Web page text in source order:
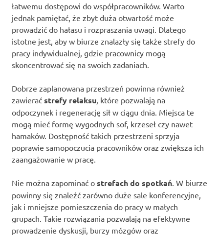
łatwemu dostępowi do współpracowników. Warto
jednak pamiętać, że zbyt duża otwartość może
prowadzić do hałasu i rozpraszania uwagi. Dlatego
istotne jest, aby w biurze znalazły się także strefy do
pracy indywidualnej, gdzie pracownicy mogą
skoncentrować się na swoich zadaniach.
Dobrze zaplanowana przestrzeń powinna również
zawierać strefy relaksu , które pozwalają na
odpoczynek i regenerację sił w ciągu dnia. Miejsca te
mogą mieć formę wygodnych sof, krzeseł czy nawet
hamaków. Dostępność takich przestrzeni sprzyja
poprawie samopoczucia pracowników oraz zwiększa ich
zaangażowanie w pracę.
Nie można zapominać o strefach do spotkań . W biurze
powinny się znaleźć zarówno duże sale konferencyjne,
jak i mniejsze pomieszczenia do pracy w małych
grupach. Takie rozwiązania pozwalają na efektywne
prowadzenie dyskusji, burzy mózgów oraz